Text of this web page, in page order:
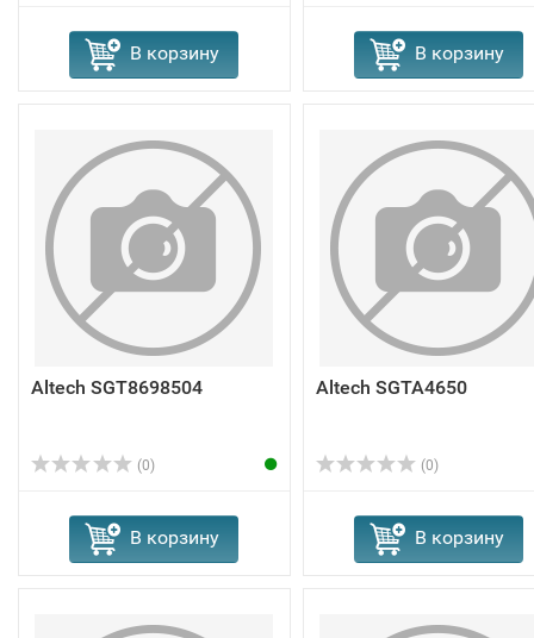
В корзину В корзину
Altech SGT8698504
(0)
В корзину
Altech SGTA4650
(0)
В корзину